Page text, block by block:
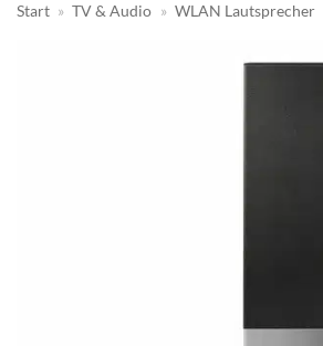
Start » TV & Audio » WLAN Lautsprecher